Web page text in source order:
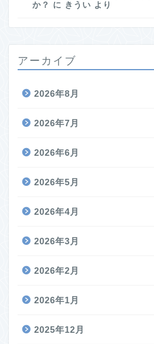
か？
に きうい より
アーカイブ
2026年8月
2026年7月
2026年6月
2026年5月
2026年4月
2026年3月
2026年2月
2026年1月
2025年12月